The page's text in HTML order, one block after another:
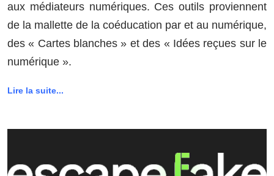
aux médiateurs numériques. Ces outils proviennent
de la mallette de la coéducation par et au numérique,
des « Cartes blanches » et des « Idées reçues sur le
numérique ».
Lire la suite...